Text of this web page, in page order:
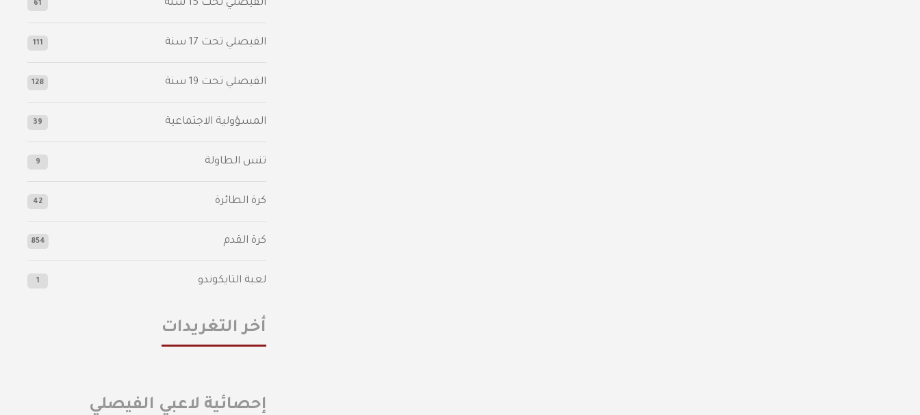
الفيصلي‬⁩ تحت 15 سنة 61
‫الفيصلي‬⁩ تحت 17 سنة 111
الفيصلي‬⁩ تحت 19 سنة 128
المسؤولية الاجتماعية 39
تنس الطاولة 9
كرة الطائرة 42
كرة القدم 854
لعبة التايكوندو 1
أخر التغريدات
إحصائية لاعبي الفيصلي